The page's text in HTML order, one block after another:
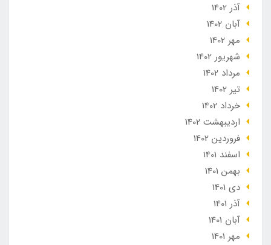
آذر 1402
آبان 1402
مهر 1402
شهریور 1402
مرداد 1402
تير 1402
خرداد 1402
ارديبهشت 1402
فروردین 1402
اسفند 1401
بهمن 1401
دی 1401
آذر 1401
آبان 1401
مهر 1401